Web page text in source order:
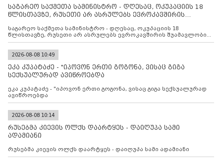
საგარეო საქმეთა სამინისტრო - დღესაც, ოკუპაციის 18
წლისთავზე, რუსეთი არ ასრულებს ევროკავშირის
საგარეო საქმეთა სამინისტრო - დღესაც, ოკუპაციის 18
წლისთავზე, რუსეთი არ ასრულებს ევროკავშირის შუამავლობით
დადებულ 2008 წლის 12 აგვისტოს ცეცხლის შეწყვეტის
კონტროლს ოკუპირებულ რეგიონებში, აგრძელებს მათი
მილიტარიზაციის პროცესს და აქტიურად დგამს ნაბიჯებს მათი
ფაქტობრივი ანექსიისკენ
2026-08-08 10:49
ეკა კუპატაძე - "იპოვონ ერთი გოგონა, ვისაც გიგა
სექსუალურად ავიწროებდა
ეკა კუპატაძე - "იპოვონ ერთი გოგონა, ვისაც გიგა სექსუალურად
ავიწროებდა
2026-08-08 10:14
რუსებმა კიევის ოლქს დაარტყეს - დაიღუპა სამი
ადამიანი
რუსებმა კიევის ოლქს დაარტყეს - დაიღუპა სამი ადამიანი